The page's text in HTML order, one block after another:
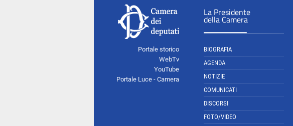
Portale storico
WebTv
YouTube
Portale Luce - Camera
La Presidente
della Camera
BIOGRAFIA
AGENDA
NOTIZIE
COMUNICATI
DISCORSI
FOTO/VIDEO